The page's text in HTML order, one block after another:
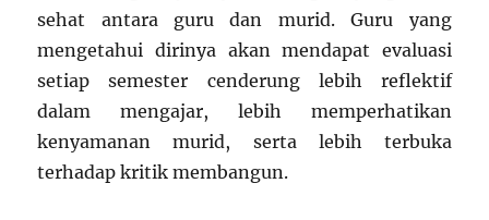
sehat antara guru dan murid. Guru yang
mengetahui dirinya akan mendapat evaluasi
setiap semester cenderung lebih reflektif
dalam mengajar, lebih memperhatikan
kenyamanan murid, serta lebih terbuka
terhadap kritik membangun.